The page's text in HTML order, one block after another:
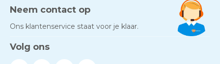
Neem contact op
Ons klantenservice staat voor je klaar.
Volg ons